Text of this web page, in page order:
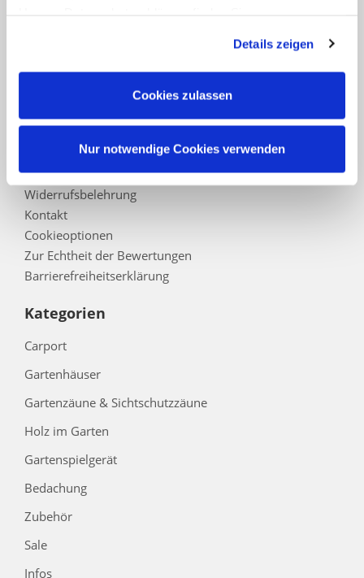
Details zeigen
Cookies zulassen
Nur notwendige Cookies verwenden
Zahlungsarten
AGB
Datenschutzinformation für Interessenten, Kunden
und Lieferanten
Widerrufsbelehrung
Kontakt
Cookieoptionen
Zur Echtheit der Bewertungen
Barrierefreiheitserklärung
Kategorien
Carport
Gartenhäuser
Gartenzäune & Sichtschutzzäune
Holz im Garten
Gartenspielgerät
Bedachung
Zubehör
Sale
Infos